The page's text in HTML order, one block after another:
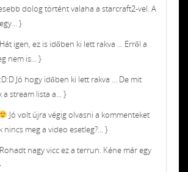
dolog történt valaha a starcraft2-vel. A
}
igen, ez is időben ki lett rakva ... Erről a
nem is... }
Jó hogy időben ki lett rakva ... De mit
a stream lista a... }
Jó volt újra végig olvasni a kommenteket
nincs meg a video esetleg?... }
nagy vicc ez a terrun. Kéne már egy